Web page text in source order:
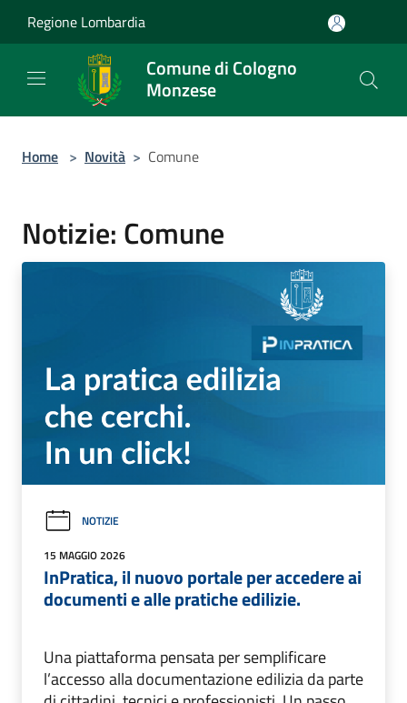
Regione Lombardia
Comune di Cologno
Monzese
Home > Novità > Comune
Notizie: Comune
NOTIZIE
15 MAGGIO 2026
InPratica, il nuovo portale per accedere ai
documenti e alle pratiche edilizie.
Una piattaforma pensata per semplificare
l’accesso alla documentazione edilizia da parte